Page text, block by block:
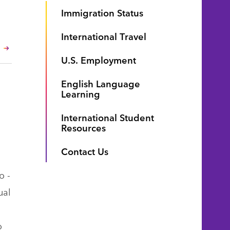
Immigration Status
International Travel
U.S. Employment
English Language
Learning
International Student
Resources
Contact Us
-